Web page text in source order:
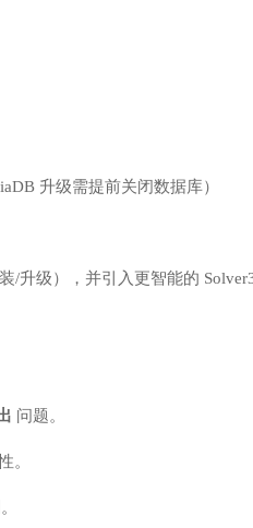
升级需提前关闭数据库）
升级），并引入更智能的
问题。
。